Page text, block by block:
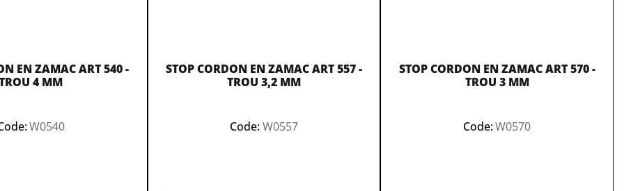
EN ZAMAC ART 540 -
4 MM
W0540
STOP CORDON EN ZAMAC ART 557 -
TROU 3,2 MM
Code:W0557
STOP CORDON EN ZAMAC ART 570 -
TROU 3 MM
Code:W0570